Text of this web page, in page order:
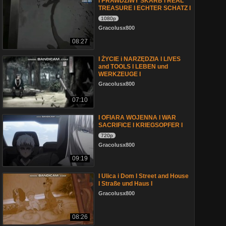
08:27
TREASURE I ECHTER SCHATZ I
1080p
Gracolusx800
07:10
I ŻYCIE i NARZĘDZIA I LIVES
and TOOLS I LEBEN und
WERKZEUGE I
Gracolusx800
09:19
I OFIARA WOJENNA I WAR
SACRIFICE I KRIEGSOPFER I
720p
Gracolusx800
08:26
I Ulica i Dom I Street and House
I Straße und Haus I
Gracolusx800